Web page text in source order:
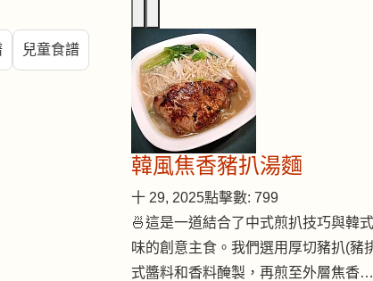
兒童食譜
韓風焦香豬扒湯麵
十 29, 2025點擊數: 799
🍜這是一道結合了中式煎扒技巧與韓
味的創意主食。我們選用厚切豬扒(豬
式醬料和香料醃製，再煎至外層焦香…